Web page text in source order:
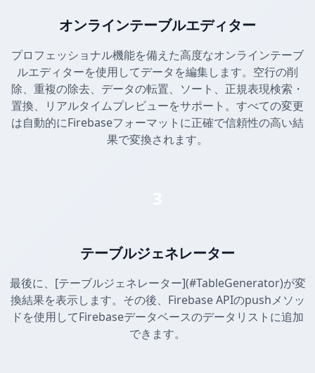
オンラインテーブルエディター
プロフェッショナル機能を備えた高度なオンラインテーブ
ルエディターを使用してデータを編集します。空行の削
除、重複の除去、データの転置、ソート、正規表現検索・
置換、リアルタイムプレビューをサポート。すべての変更
は自動的にFirebaseフォーマットに正確で信頼性の高い結
果で変換されます。
テーブルジェネレーター
最後に、[テーブルジェネレーター](#TableGenerator)が変
換結果を表示します。その後、Firebase APIのpushメソッ
ドを使用してFirebaseデータベースのデータリストに追加
できます。